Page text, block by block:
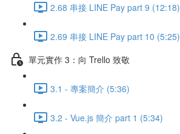
2.68 串接 LINE Pay part 9 (12:18)
2.69 串接 LINE Pay part 10 (5:25)
單元實作 3：向 Trello 致敬
3.1 - 專案簡介 (5:36)
3.2 - Vue.js 簡介 part 1 (5:34)